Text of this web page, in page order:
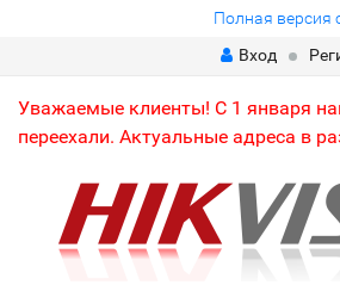
Полная версия
Вход
Уважаемые клиенты! С 1 января
переехали. Актуальные адреса в